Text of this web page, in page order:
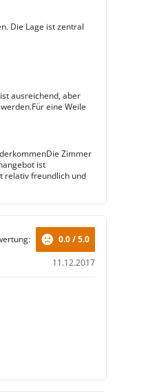
Die Lage ist zentral
ausreichend, aber
eine Weile
Zimmer
ist
relativ freundlich und
11.12.2017
0.0 / 5.0